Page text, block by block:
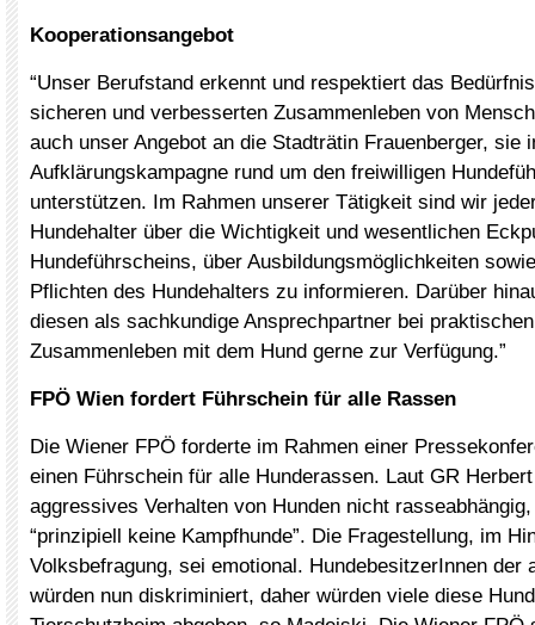
Kooperationsangebot
“Unser Berufstand erkennt und respektiert das
sicheren und verbesserten Zusammenleben von
auch unser Angebot an die Stadträtin Frauenberger, sie
Aufklärungskampagne rund um den freiwilligen
unterstützen. Im Rahmen unserer Tätigkeit sind wir
Hundehalter über die Wichtigkeit und wesentlichen
Hundeführscheins, über Ausbildungsmöglichkeiten
Pflichten des Hundehalters zu informieren. Darüber
diesen als sachkundige Ansprechpartner bei
Zusammenleben mit dem Hund gerne zur Verfügung.”
FPÖ Wien fordert Führschein für alle Rassen
Die Wiener FPÖ forderte im Rahmen einer
einen Führschein für alle Hunderassen. Laut GR
aggressives Verhalten von Hunden nicht
“prinzipiell keine Kampfhunde”. Die Fragestellung, im
Volksbefragung, sei emotional. HundebesitzerInnen der
würden nun diskriminiert, daher würden viele diese